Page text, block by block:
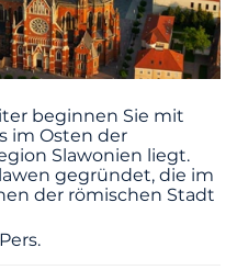
beginnen Sie mit
im Osten der
Slawonien liegt.
gegründet, die im
der römischen Stadt